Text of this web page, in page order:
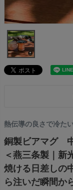
熱伝導の良さで冷た
銅製ビアマグ
＜燕三条製｜
焼ける日差しの
ら注いだ瞬間か